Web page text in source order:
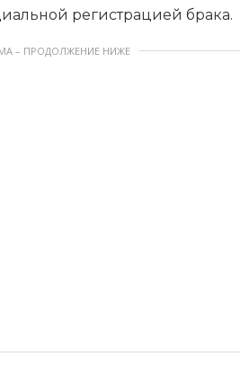
регистрацией брака.
– ПРОДОЛЖЕНИЕ НИЖЕ